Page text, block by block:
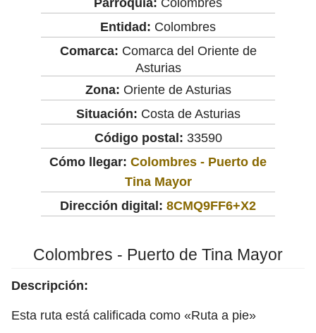
Entidad: Colombres
Comarca: Comarca del Oriente de
Asturias
Zona: Oriente de Asturias
Situación: Costa de Asturias
Código postal: 33590
Cómo llegar: Colombres - Puerto de
Tina Mayor
Dirección digital: 8CMQ9FF6+X2
Colombres - Puerto de Tina Mayor
Descripción:
Esta ruta está calificada como «Ruta a pie»